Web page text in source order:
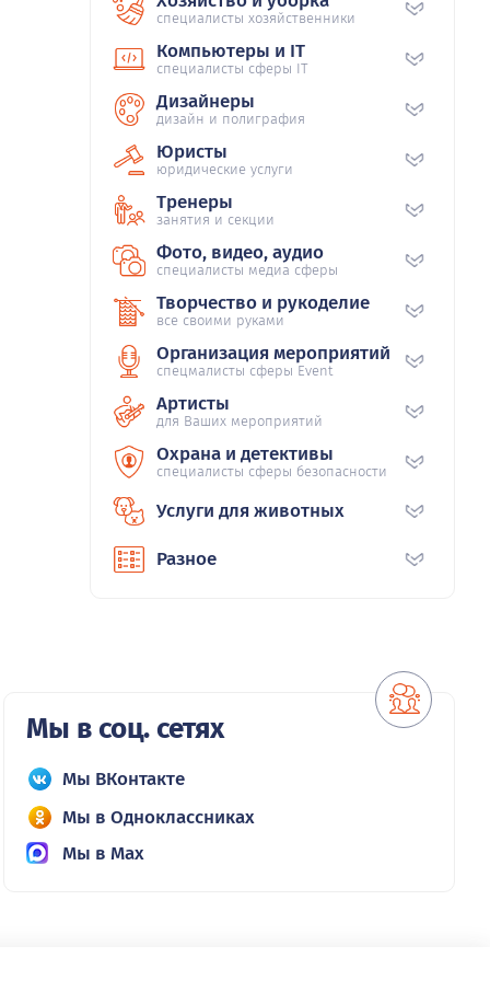
специалисты хозяйственники
Компьютеры и IT
специалисты сферы IT
Дизайнеры
дизайн и полиграфия
Юристы
юридические услуги
Тренеры
занятия и секции
Фото, видео, аудио
специалисты медиа сферы
Творчество и рукоделие
все своими руками
Организация мероприятий
спецмалисты сферы Event
Артисты
для Ваших мероприятий
Охрана и детективы
специалисты сферы безопасности
Услуги для животных
Разное
Мы в соц. сетях
Мы ВКонтакте
Мы в Одноклассниках
Мы в Max